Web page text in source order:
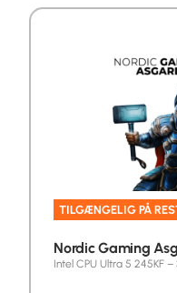
Nordic Gaming
Intel CPU Ultra 5 245KF –
TILGÆNGELIG PÅ